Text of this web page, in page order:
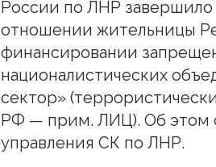
России по ЛНР завершило
отношении жительницы
финансировании
националистических
сектор»
РФ — прим. ЛИЦ). Об этом
управления СК по ЛНР.